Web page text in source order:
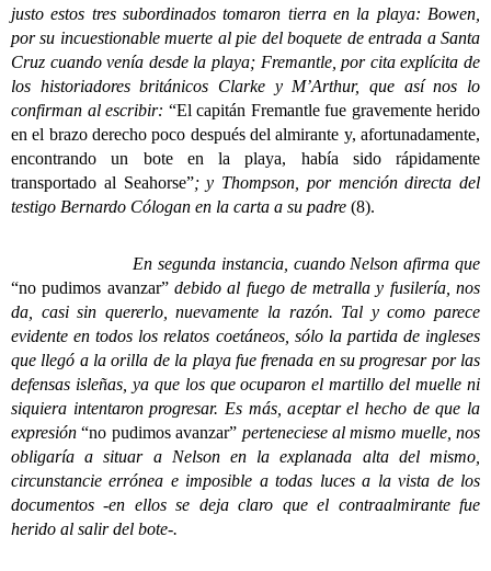
justo estos tres subordinados tomaron tierra en la playa: Bowen,
por su incuestionable muerte al pie del boquete de entrada a Santa
Cruz cuando venía desde la playa; Fremantle, por cita explícita de
los historiadores británicos Clarke y M’Arthur, que así nos lo
confirman al escribir: “El capitán Fremantle fue gravemente herido
en el brazo derecho poco después del almirante y, afortunadamente,
encontrando un bote en la playa, había sido rápidamente
transportado al Seahorse”; y Thompson, por mención directa del
testigo Bernardo Cólogan en la carta a su padre (8).
En segunda instancia, cuando Nelson afirma que
“no pudimos avanzar”debido al fuego de metralla y fusilería, nos
da, casi sin quererlo, nuevamente la razón. Tal y como parece
evidente en todos los relatos coetáneos, sólo la partida de ingleses
que llegó a la orilla de la playa fue frenada en su progresar por las
defensas isleñas, ya que los que ocuparon el martillo del muelle ni
siquiera intentaron progresar. Es más, aceptar el hecho de que la
expresión“no pudimos avanzar” perteneciese al mismo muelle, nos
obligaría a situar a Nelson en la explanada alta del mismo,
circunstancie errónea e imposible a todas luces a la vista de los
documentos -en ellos se deja claro que el contraalmirante fue
herido al salir del bote-.